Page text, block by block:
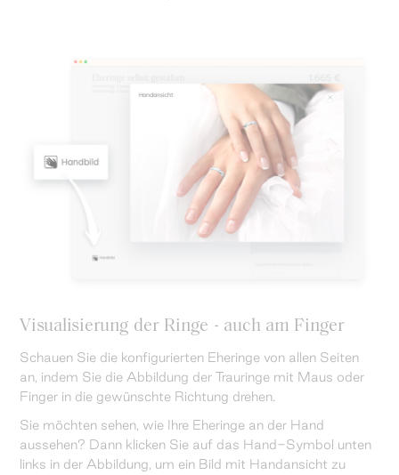
Visualisierung der Ringe - auch am Finger
Schauen Sie die konfigurierten Eheringe von allen Seiten
an, indem Sie die Abbildung der Trauringe mit Maus oder
Finger in die gewünschte Richtung drehen.
Sie möchten sehen, wie Ihre Eheringe an der Hand
aussehen? Dann klicken Sie auf das Hand-Symbol unten
links in der Abbildung, um ein Bild mit Handansicht zu